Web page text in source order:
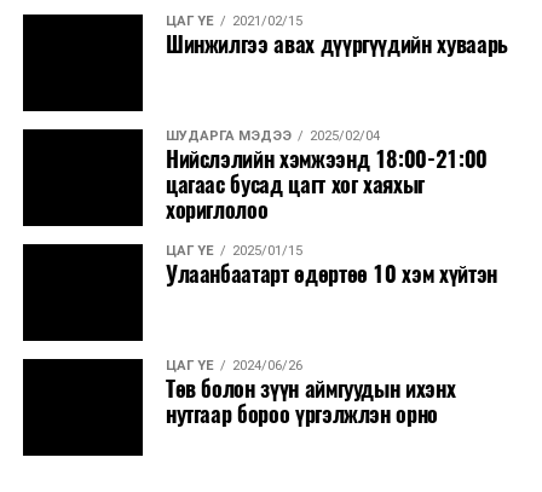
ЦАГ ҮЕ 2021/02/15
Шинжилгээ авах дүүргүүдийн хуваарь
ШУДАРГА МЭДЭЭ 2025/02/04
Нийслэлийн хэмжээнд 18:00-21:00
цагаас бусад цагт хог хаяхыг
хориглолоо
ЦАГ ҮЕ 2025/01/15
Улаанбаатарт өдөртөө 10 хэм хүйтэн
ЦАГ ҮЕ 2024/06/26
Төв болон зүүн аймгуудын ихэнх
нутгаар бороо үргэлжлэн орно